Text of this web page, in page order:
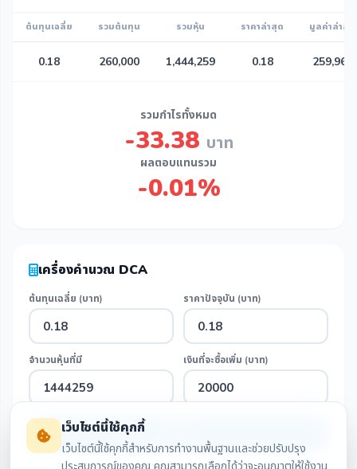
ต้นทุนเฉลี่ย รวมต้นทุน รวมหุ้น ราคาล่าสุด มูลค่าล่าสุด
0.18 260,000 1,444,259 0.18 259,967
รวมกำไรทั้งหมด
-33.38 บาท
ผลตอบแทนรวม
-0.01%
เครื่องคำนวณ DCA
ต้นทุนเฉลี่ย (บาท) ราคาปัจจุบัน (บาท)
จำนวนหุ้นที่มี เงินที่จะซื้อเพิ่ม (บาท)
เว็บไซต์นี้ใช้คุกกี้
เว็บไซต์นี้ใช้คุกกี้สำหรับการทำงานพื้นฐานและช่วยปรับปรุง